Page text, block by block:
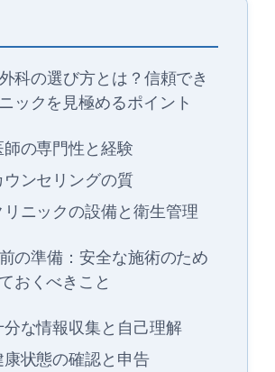
科の選び方とは？信頼でき
ックを見極めるポイント
師の専門性と経験
ウンセリングの質
リニックの設備と衛生管理
の準備：安全な施術のため
おくべきこと
分な情報収集と自己理解
康状態の確認と申告